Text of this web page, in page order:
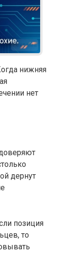
Реклама
нижняя
нет
дернут
позиция
то